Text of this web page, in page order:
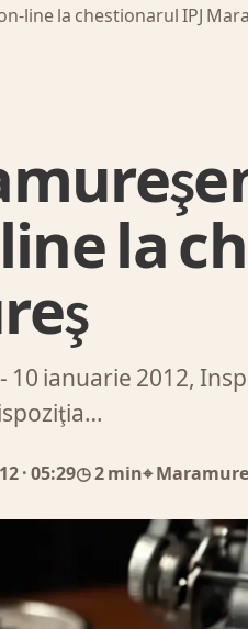
line la chestionarul IPJ
la
ianuarie 2012,
· 05:29◷ 2 min⌖